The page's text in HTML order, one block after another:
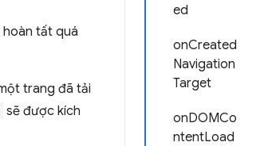
ed
onCreated
Navigation
Target
onDOMCo
ntentLoad
hoàn tất quá
trang đã tải
sẽ được kích